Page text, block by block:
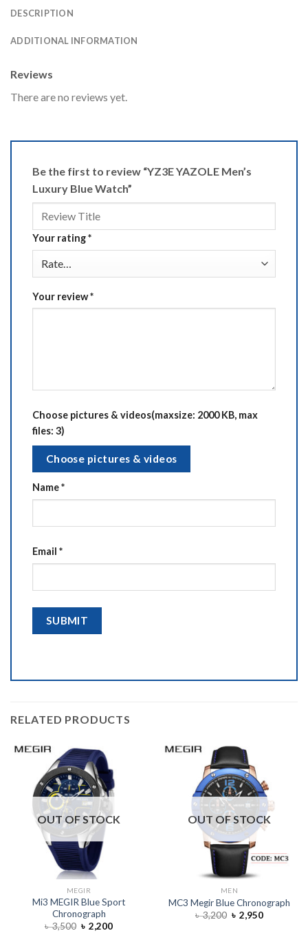
DESCRIPTION
ADDITIONAL INFORMATION
Reviews
There are no reviews yet.
Be the first to review “YZ3E YAZOLE Men’s
Luxury Blue Watch”
Your rating*
Your review*
Choose pictures & videos(maxsize: 2000 KB, max
files: 3)
Choose pictures & videos
Name*
Email *
RELATED PRODUCTS
OUT OF STOCK
MEGIR
Mi3 MEGIR Blue Sport
Chronograph
৳3,500 ৳ 2,200
OUT OF STOCK
MEN
MC3 Megir Blue Chronograph
৳3,200 ৳ 2,950